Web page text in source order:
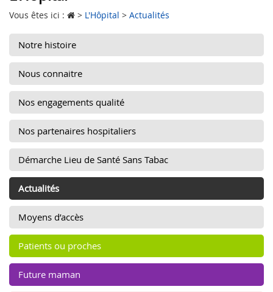
Vous êtes ici : > L'Hôpital > Actualités
Notre histoire
Nous connaitre
Nos engagements qualité
Nos partenaires hospitaliers
Démarche Lieu de Santé Sans Tabac
Actualités
Moyens d’accès
Patients ou proches
Future maman